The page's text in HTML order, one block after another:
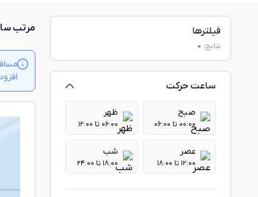
فیلترها
نتایج: 0
ساعت حرکت
صبح
۰۰:۰۰ تا ۰۶:۰۰
ظهر
۰۶:۰۰ تا ۱۲:۰۰
عصر
۱۲:۰۰ تا ۱۸:۰۰
شب
۱۸:۰۰ تا ۲۴:۰۰
مرتب
افزوده